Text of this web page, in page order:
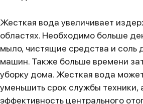
Жесткая вода увеличивает
областях. Необходимо больше
мыло, чистящие средства и соль
машин. Также больше времени
уборку дома. Жесткая вода
уменьшить срок службы техники,
эффективность центрального